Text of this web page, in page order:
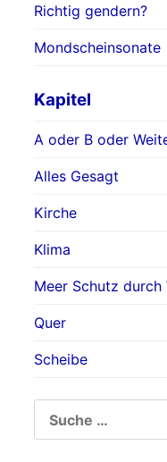
Richtig gendern?
Mondscheinsonate
Kapitel
A oder B oder
Alles Gesagt
Kirche
Klima
Meer Schutz durch
Quer
Scheibe
NACH: